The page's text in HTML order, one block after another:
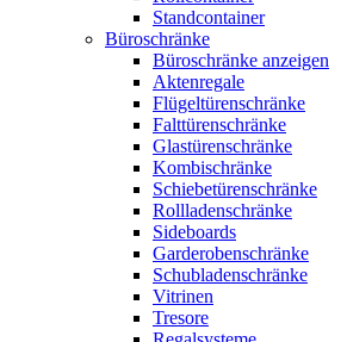
Standcontainer
Büroschränke
Büroschränke anzeigen
Aktenregale
Flügeltürenschränke
Falttürenschränke
Glastürenschränke
Kombischränke
Schiebetürenschränke
Rollladenschränke
Sideboards
Garderobenschränke
Schubladenschränke
Vitrinen
Tresore